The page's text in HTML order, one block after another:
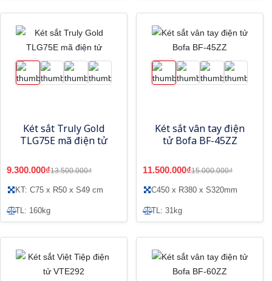
Két sắt Truly Gold
TLG75E mã điện tử
9.300.000₫13.500.000₫
KT: C75 x R50 x S49 cm
TL: 160kg
Két sắt vân tay điện
tử Bofa BF-45ZZ
11.500.000₫15.000.000₫
C450 x R380 x S320mm
TL: 31kg